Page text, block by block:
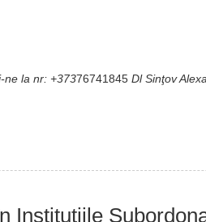
ne la nr: +37376741845 Dl Sinţov
Instituțiile